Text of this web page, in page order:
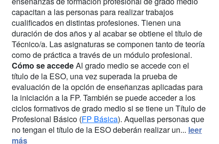
capacitan a las personas para realizar trabajos
cualificados en distintas profesiones. Tienen una
duración de dos años y al acabar se obtiene el título de
Técnico/a. Las asignaturas se componen tanto de teoría
como de práctica a través de un módulo profesional.
Cómo se accedeAl grado medio se accede con el
título de la ESO, una vez superada la prueba de
evaluación de la opción de enseñanzas aplicadas para
la iniciación a la FP. También se puede acceder a los
ciclos formativos de grado medio si se tiene un Título de
Profesional Básico (FP Básica). Aquellas personas que
no tengan el título de la ESO deberán realizar un... leer
más